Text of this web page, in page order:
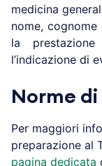
medicina
nome,
la
l’indicazione di
Norme
Per maggiori
preparazione al
pagina dedicata